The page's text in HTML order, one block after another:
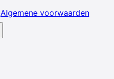
Algemene voorwaarden